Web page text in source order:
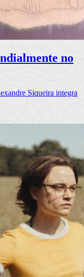
no
Siqueira integra